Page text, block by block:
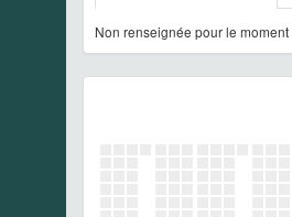
Non renseignée pour le moment